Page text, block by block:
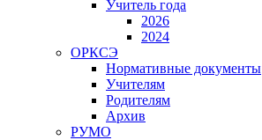
Учитель года
2026
2024
ОРКСЭ
Нормативные документы
Учителям
Родителям
Архив
РУМО